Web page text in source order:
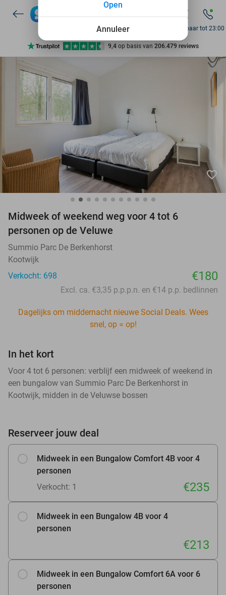
Ontdek 15.000+ deals
op basis van206.479 reviews
Ontdek 15.000+ deals
7 dagen per week beschikbaar
10+ miljoen leden
Bereikbaar tot 23:00
favorite_border
Midweek of weekend weg voor 4 tot 6
personen op de Veluwe
Summio Parc De Berkenhorst
Kootwijk
Verkocht: 698
€180
Excl. ca. €3,35 p.p.p.n. en €14 p.p. bedlinnen
Dagelijks om middernacht nieuwe Social Deals. Wees
snel, op = op!
In het kort
Voor 4 tot 6 personen: verblijf een midweek of weekend in
een bungalow van Summio Parc De Berkenhorst in
Kootwijk, midden in de Veluwse bossen
Reserveer jouw deal
Midweek in een Bungalow Comfort 4B voor 4
personen
Verkocht: 1
€235
Midweek in een Bungalow 4B voor 4
personen
€213
Midweek in een Bungalow Comfort 6A voor 6
personen
Annuleer
Open